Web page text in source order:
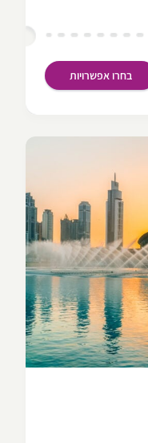
בחרו אפשרויות